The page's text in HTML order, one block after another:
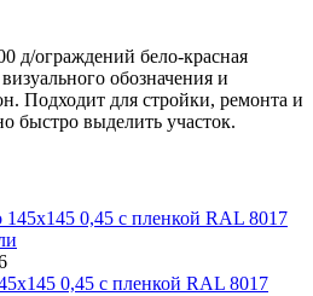
д/ограждений бело-красная
обозначения и
Подходит для стройки, ремонта и
быстро выделить участок.
0,45 с пленкой RAL 8017